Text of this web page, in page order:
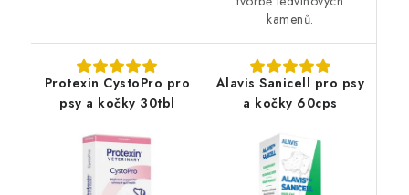
kamenů.
Protexin CystoPro pro
psy a kočky 30tbl
Alavis Sanicell pro psy
a kočky 60cps